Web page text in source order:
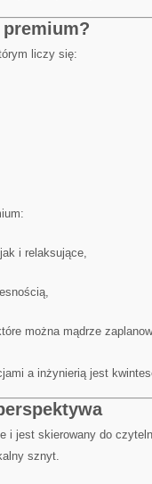
liczy się:
i relaksujące,
można mądrze
a inżynierią jest
i jest skierowany do
sznyt.